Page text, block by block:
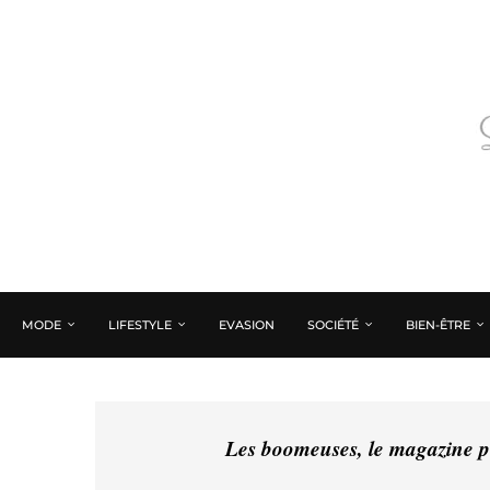
MODE LIFESTYLE EVASION SOCIÉTÉ BIEN-ÊTRE
Les boomeuses, le